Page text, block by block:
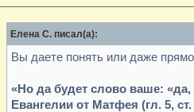
Елена С. писал(а):
Вы даете понять или даже
«Но да будет слово ваше: «да,
Евангелии от Матфея (гл. 5, ст.